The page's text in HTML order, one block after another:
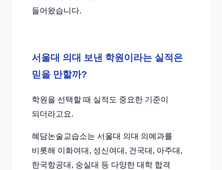
들어왔습니다.
서울대 의대 보낸 학원이라는 실적은
믿을 만할까?
학원을 선택할 때 실적도 중요한 기준이
되더라고요.
혜담논술교습소는 서울대 의대 의예과를
비롯해 이화여대, 성신여대, 건국대, 아주대,
한국항공대, 숭실대 등 다양한 대학 합격